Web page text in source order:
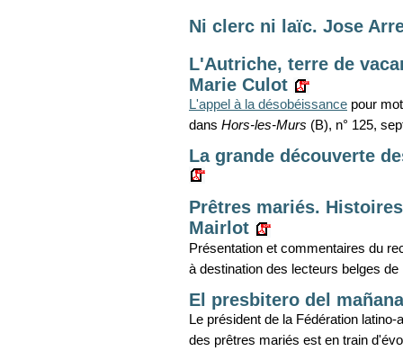
Ni clerc ni laïc. Jose
L'Autriche, terre de
Marie Culot
L'appel à la désobéissance pour
dans Hors-les-Murs (B), n° 125,
La grande découverte
Prêtres mariés.
Mairlot
Présentation et commentaires du
à destination des lecteurs belges de
El presbitero del
Le président de la Fédération
des prêtres mariés est en train